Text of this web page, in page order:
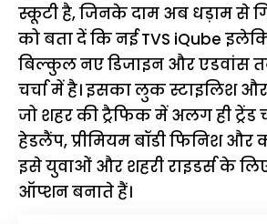
स्कूटी है, जिनके दाम अब धड़ाम से
को बता दें कि नई TVS iQube
बिल्कुल नए डिजाइन और एडवांस
चर्चा में है। इसका लुक स्टाइलिश
जो शहर की ट्रैफिक में अलग ही ट्रेंड
हेडलैंप, प्रीमियम बॉडी फिनिश और
इसे युवाओं और शहरी राइडर्स के
ऑप्शन बनाते हैं।